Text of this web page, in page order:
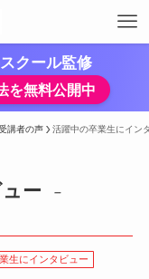
クール監修
を無料公開中
講者の声 活躍中の卒業生にイン
ー
–
生にインタビュー